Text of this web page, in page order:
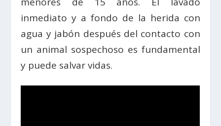
inmediato y a fondo de la herida con
agua y jabón después del contacto con
un animal sospechoso es fundamental
y puede salvar vidas.